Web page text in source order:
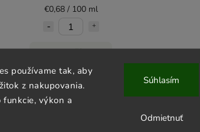
používame tak, aby
z nakupovania.
výkon a
Odmietnuť
Súhlasím
€0,68 / 100 ml
Do košíka